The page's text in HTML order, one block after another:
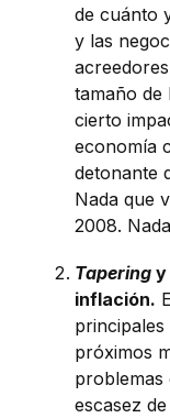
de cuánto
y las
tamaño de
cierto
economía
detonante
Nada que
2008.
Tapering y
inflación.
próximos
problemas
escasez